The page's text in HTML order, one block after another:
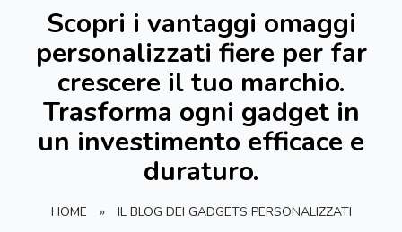
Scopri i vantaggi omaggi
personalizzati fiere per far
crescere il tuo marchio.
Trasforma ogni gadget in
un investimento efficace e
duraturo.
HOME »
IL BLOG DEI GADGETS PERSONALIZZATI